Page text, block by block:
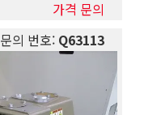
가격 문의
문의 번호:Q63113